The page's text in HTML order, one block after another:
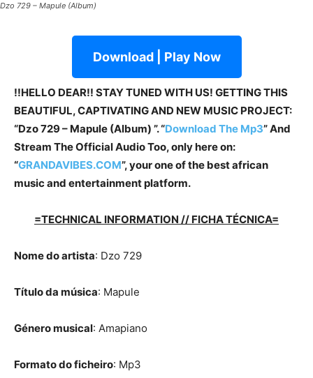
Dzo 729 – Mapule (Album)
Download | Play Now
!!HELLO DEAR!! STAY TUNED WITH US! GETTING THIS
BEAUTIFUL, CAPTIVATING AND NEW MUSIC PROJECT:
“Dzo 729 – Mapule (Album) ”. “Download The Mp3”And
Stream The Official Audio Too, only here on:
“GRANDAVIBES.COM”, your one of the best african
music and entertainment platform.
=TECHNICAL INFORMATION // FICHA TÉCNICA=
Nome do artista: Dzo 729
Título da música: Mapule
Género musical: Amapiano
Formato do ficheiro: Mp3